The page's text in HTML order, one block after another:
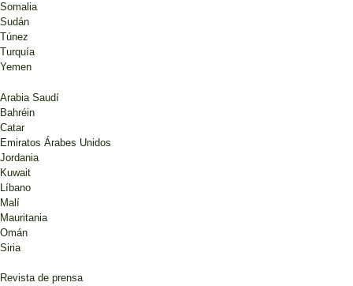
Somalia
Sudán
Túnez
Turquía
Yemen
Arabia Saudí
Bahréin
Catar
Emiratos Árabes Unidos
Jordania
Kuwait
Líbano
Malí
Mauritania
Omán
Siria
Revista de prensa